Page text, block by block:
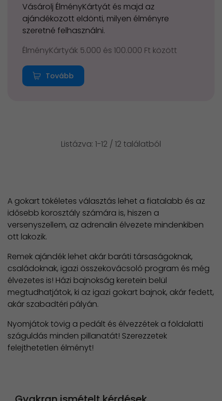
Vásárolj ÉlményKártyát és majd az
ajándékozott eldönti, milyen élményre
szeretné felhasználni.
ÉlményKártyák 5.000 és 100.000 Ft között
Tovább
Listázva: 1-12 / 12 találatból
A gokart tökéletes választás lehet a fiatalabb és az
idősebb korosztály számára is, hiszen a
versenyszellem, az adrenalin élvezete mindenkiben
ott lakozik.
Remek ajándék lehet akár baráti társaságoknak,
családoknak, igazi összekovácsoló program és még
élvezetes is! Házi bajnokság keretein belül
megtudhatjátok, ki az igazi gokart bajnok, akár fedett,
akár szabadtéri pályán.
Nyomjátok tövig a pedált és élvezzétek a földalatti
száguldás minden pillanatát! Szerezzetek
felejthetetlen élményt!